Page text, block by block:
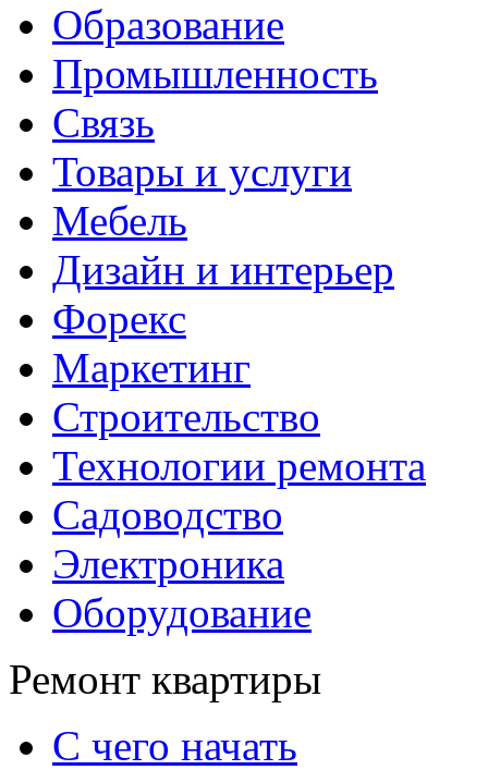
Образование
Промышленность
Связь
Товары и услуги
Мебель
Дизайн и интерьер
Форекс
Маркетинг
Строительство
Технологии ремонта
Садоводство
Электроника
Оборудование
Ремонт квартиры
С чего начать